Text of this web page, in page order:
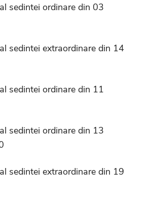
al sedintei ordinare din 03
al sedintei extraordinare din 14
al sedintei ordinare din 11
al sedintei ordinare din 13
al sedintei extraordinare din 19